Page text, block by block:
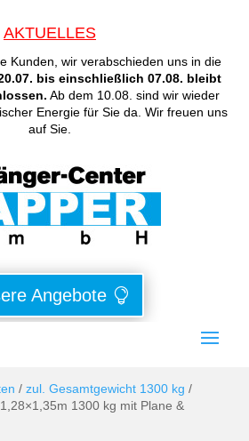
AKTUELLES
Kunden, wir verabschieden uns in die
bis einschließlich 07.08. bleibt
Ab dem 10.08. sind wir wieder
Energie für Sie da. Wir freuen uns
auf Sie.
Angebote
/zul. Gesamtgewicht 1300 kg /
1300 kg mit Plane &